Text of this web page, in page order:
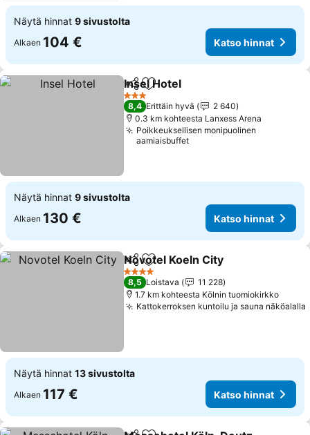
Näytä hinnat 9 sivustolta
Alkaen 104 € Katso hinnat
Jaa Lisää suosikkeihin
Insel Hotel
3 Tähtiluokitus
8,4 Erittäin hyvä
2 640
0.3 km kohteesta Lanxess Arena
Poikkeuksellisen monipuolinen
aamiaisbuffet
Näytä hinnat 9 sivustolta
Alkaen 130 € Katso hinnat
Jaa Lisää suosikkeihin
Novotel Koeln City
4 Tähtiluokitus
8,5 Loistava
11 228
1.7 km kohteesta Kölnin tuomiokirkko
Kattokerroksen kuntoilu ja sauna näköalalla
Näytä hinnat 13 sivustolta
Alkaen 117 € Katso hinnat